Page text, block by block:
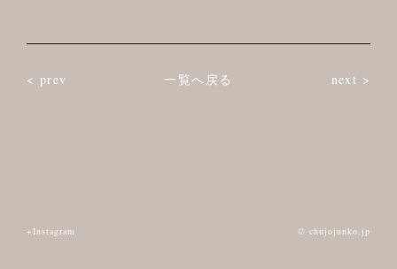
< prev 一覧へ戻る next >
+Instagram © chujojunko.jp